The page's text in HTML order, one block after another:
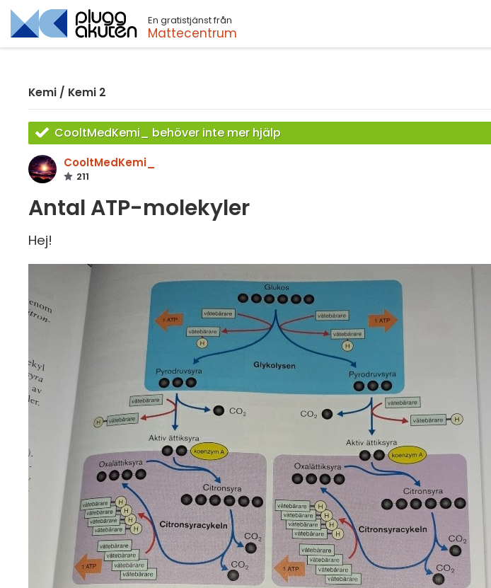
En gratistjänst från
Mattecentrum
Kemi / Kemi 2
CooltMedKemi_ behöver inte mer hjälp
CooltMedKemi_
211
Antal ATP-molekyler
Hej!
Sök